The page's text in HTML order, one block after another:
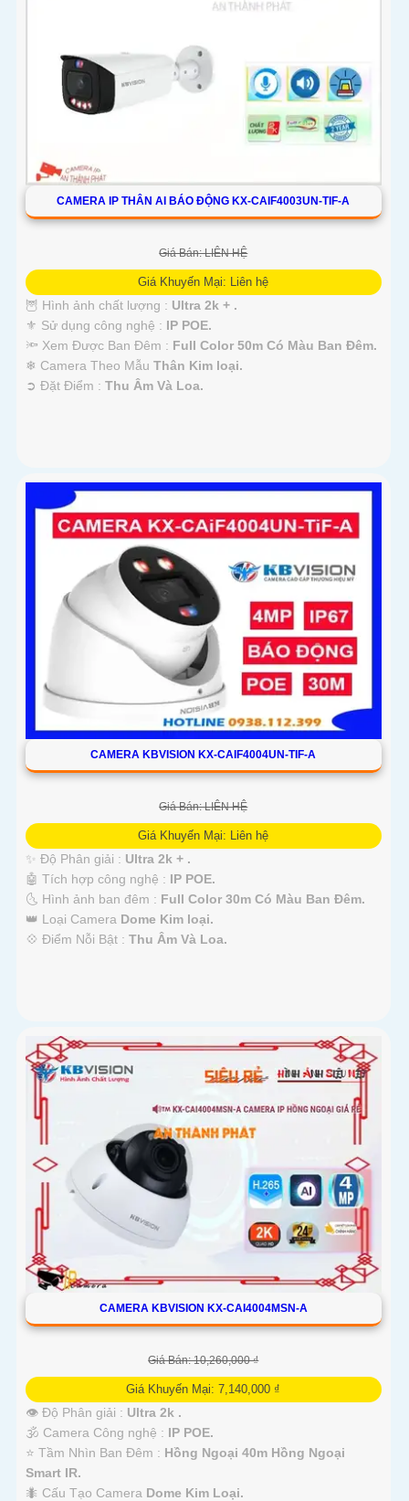
CAMERA IP THÂN AI BÁO ĐỘNG KX-CAIF4003UN-TIF-A
Giá Bán: LIÊN HỆ
Giá Khuyến Mại: Liên hệ
🦉 Hình ảnh chất lượng : Ultra 2k + .
⚜️ Sử dụng công nghệ : IP POE.
🔦 Xem Được Ban Đêm : Full Color 50m Có Màu Ban Ðêm.
❄ Camera Theo Mẫu Thân Kim loại.
️➲ Đặt Điểm : Thu Âm Và Loa.
CAMERA KBVISION KX-CAIF4004UN-TIF-A
Giá Bán: LIÊN HỆ
Giá Khuyến Mại: Liên hệ
✨ Độ Phân giải : Ultra 2k + .
🤖️ Tích hợp công nghệ : IP POE.
🌜 Hình ảnh ban đêm : Full Color 30m Có Màu Ban Ðêm.
👑 Loại Camera Dome Kim loại.
️💠 Điểm Nỗi Bật : Thu Âm Và Loa.
CAMERA KBVISION KX-CAI4004MSN-A
Giá Bán: 10,260,000 ₫
Giá Khuyến Mại: 7,140,000 ₫
👁 Độ Phân giải : Ultra 2k .
🕉️ Camera Công nghệ : IP POE.
⭐ Tầm Nhìn Ban Đêm : Hồng Ngoại 40m Hồng Ngoại
Smart IR.
🐜 Cấu Tạo Camera Dome Kim Loại.